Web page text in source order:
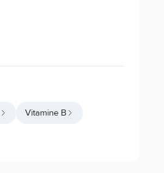
Vitamine B